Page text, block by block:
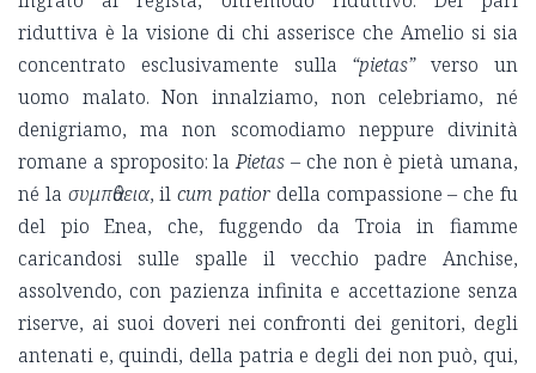
riduttiva è la visione di chi asserisce che Amelio si sia
concentrato esclusivamente sulla “pietas”verso un
uomo malato. Non innalziamo, non celebriamo, né
denigriamo, ma non scomodiamo neppure divinità
romane a sproposito: laPietas – che non è pietà umana,
né la συμπἀθεια, ilcum patior della compassione – che fu
del pio Enea, che, fuggendo da Troia in fiamme
caricandosi sulle spalle il vecchio padre Anchise,
assolvendo, con pazienza infinita e accettazione senza
riserve, ai suoi doveri nei confronti dei genitori, degli
antenati e, quindi, della patria e degli dei non può, qui,